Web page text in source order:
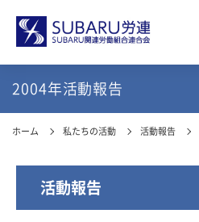
2004年活動報告
ホーム 私たちの活動 活動報告
活動報告